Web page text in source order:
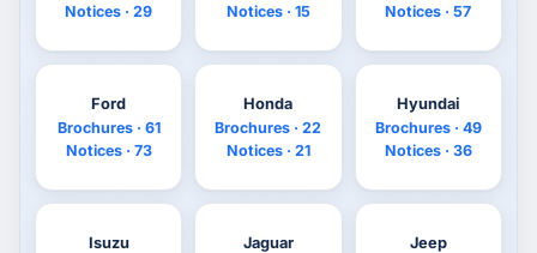
Notices · 29
Notices · 15
Notices · 57
Ford
Brochures · 61
Notices · 73
Honda
Brochures · 22
Notices · 21
Hyundai
Brochures · 49
Notices · 36
Isuzu
Jaguar
Jeep